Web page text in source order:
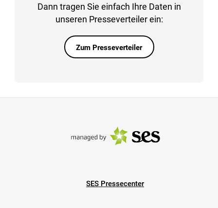
Dann tragen Sie einfach Ihre Daten in
unseren Presseverteiler ein:
Zum Presseverteiler
SES Pressecenter